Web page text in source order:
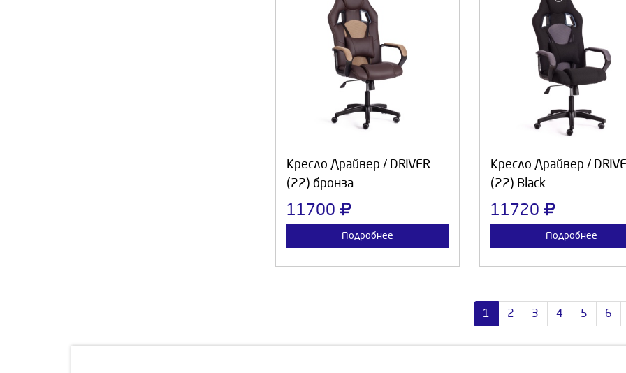
Кресло Драйвер / DRIVER
(22) бронза
11700
Подробнее
Выберите количество:
Кресло Драйвер /
(22) Black
11720
Подробнее
Выберите количество:
Продолжить
1 2 3 4 5 6